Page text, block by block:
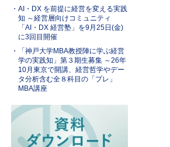
AI・DX を前提に経営を変える実践
知 ～経営層向けコミュニティ
「AI・DX 経営塾」を9月25日(金)
に3回目開催
「神戸大学MBA教授陣に学ぶ経営
学の実践知」第３期生募集 ～26年
10月東京で開講、経営哲学やデー
タ分析含む全８科目の「プレ」
MBA講座